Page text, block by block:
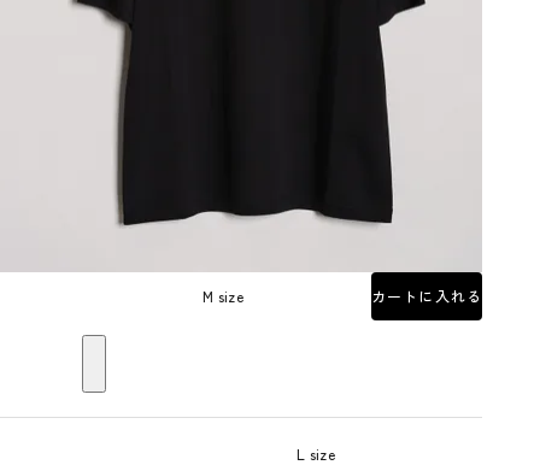
M size カートに入れる
L size